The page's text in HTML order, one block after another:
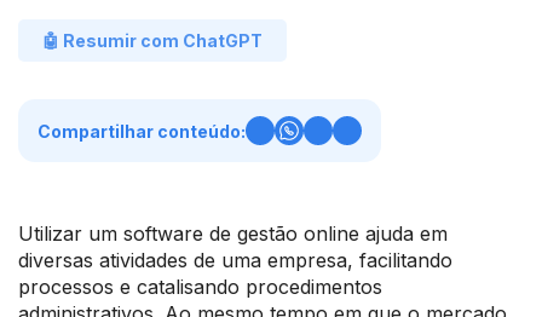
🤖 Resumir com ChatGPT
Compartilhar conteúdo:
Utilizar um software de gestão online ajuda em
diversas atividades de uma empresa, facilitando
processos e catalisando procedimentos